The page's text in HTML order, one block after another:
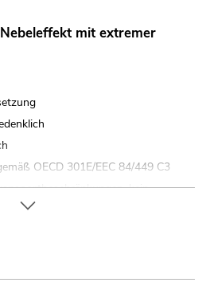
mit extremer
OECD 301E/EEC 84/449 C3
kein